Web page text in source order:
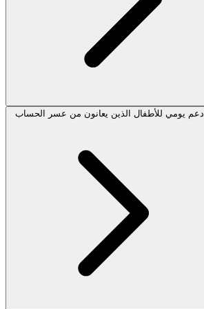
دعم يومي للأطفال الذين يعانون من عسر الحساب